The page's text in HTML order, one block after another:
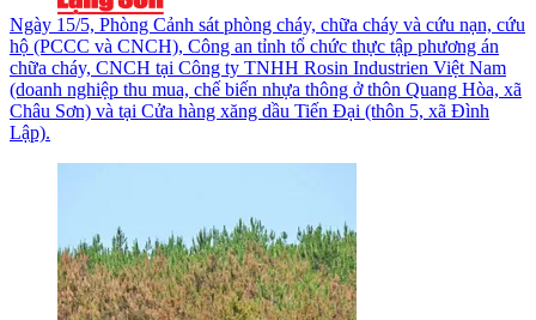
Ngày 15/5, Phòng Cảnh sát phòng cháy, chữa cháy và cứu nạn, cứu
hộ (PCCC và CNCH), Công an tỉnh tổ chức thực tập phương án
chữa cháy, CNCH tại Công ty TNHH Rosin Industrien Việt Nam
(doanh nghiệp thu mua, chế biến nhựa thông ở thôn Quang Hòa, xã
Châu Sơn) và tại Cửa hàng xăng dầu Tiến Đại (thôn 5, xã Đình
Lập).